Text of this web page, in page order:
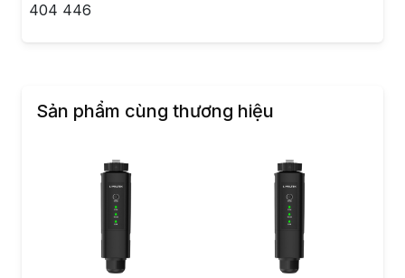
404 446
Sản phẩm cùng thương hiệu